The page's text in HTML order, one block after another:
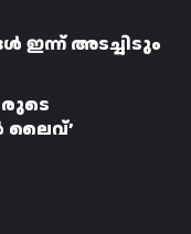
ഇന്ന് അടച്ചിടും
ലൈവ്’